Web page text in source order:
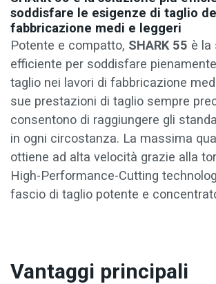
soddisfare le esigenze di taglio
fabbricazione medi e leggeri
Potente e compatto, SHARK 55 è la
efficiente per soddisfare
taglio nei lavori di fabbricazione
sue prestazioni di taglio sempre
consentono di raggiungere gli
in ogni circostanza. La massima
ottiene ad alta velocità grazie alla
High-Performance-Cutting
fascio di taglio potente e
Vantaggi principali